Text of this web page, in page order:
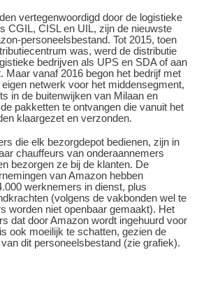
vertegenwoordigd door de logistieke
CGIL, CISL en UIL, zijn de nieuwste
personeelsbestand. Tot 2015, toen
was, werd de distributie
bedrijven als UPS en SDA of aan
Maar vanaf 2016 begon het bedrijf met
netwerk voor het middensegment,
in de buitenwijken van Milaan en
pakketten te ontvangen die vanuit het
klaargezet en verzonden.
die elk bezorgdepot bedienen, zijn in
chauffeurs van onderaannemers
bezorgen ze bij de klanten. De
van Amazon hebben
werknemers in dienst, plus
(volgens de vakbonden wel te
worden niet openbaar gemaakt). Het
dat door Amazon wordt ingehuurd voor
ook moeilijk te schatten, gezien de
dit personeelsbestand (zie grafiek).